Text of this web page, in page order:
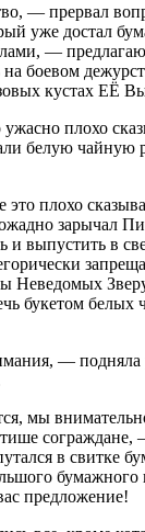
— прервал
уже достал
— предлагаю
на боевом
кустах ЕЁ
плохо
белую чайную
плохо
зарычал
и выпустить в
Неведомых
букетом белых
—
мы
в свитке
предложение!